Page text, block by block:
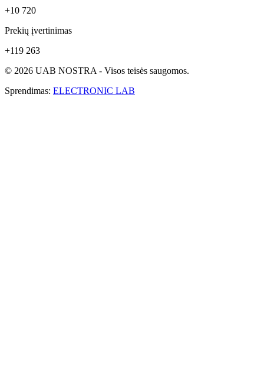
+10 720
Prekių įvertinimas
+119 263
© 2026 UAB NOSTRA - Visos teisės saugomos.
Sprendimas: ELECTRONIC LAB